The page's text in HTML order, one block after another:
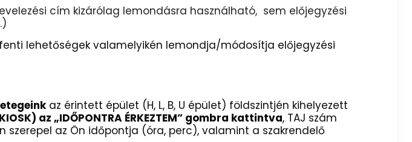
cím kizárólag lemondásra használható, sem előjegyzési
lehetőségek valamelyikén lemondja/módosítja előjegyzési
az érintett épület (H, L, B, U épület) földszintjén kihelyezett
az „IDŐPONTRA ÉRKEZTEM” gombra kattintva, TAJ szám
szerepel az Ön időpontja (óra, perc), valamint a szakrendelő